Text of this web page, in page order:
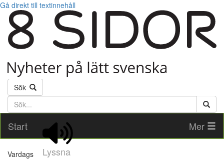
Gå direkt till textinnehåll
Sök
Söktext
Start
Lyssna
Mer
Vardags